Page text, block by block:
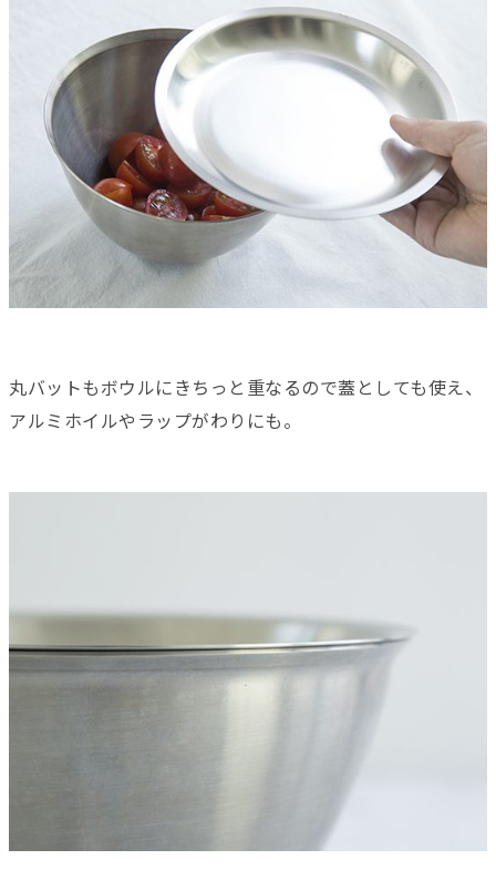
丸バットもボウルにきちっと重なるので蓋としても使え、
アルミホイルやラップがわりにも。